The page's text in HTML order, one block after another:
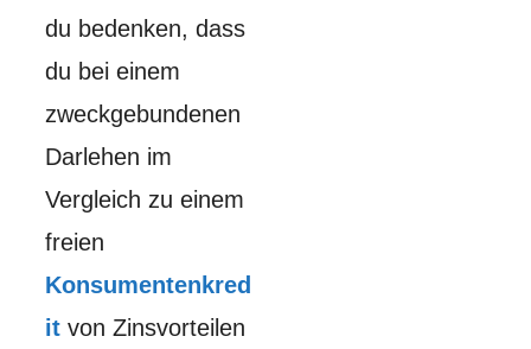
du bedenken, dass
du bei einem
zweckgebundenen
Darlehen im
Vergleich zu einem
freien
Konsumentenkred
it von Zinsvorteilen